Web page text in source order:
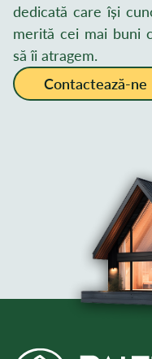
dedicată care își
merită cei mai buni
să îi atragem.
Contactează-ne